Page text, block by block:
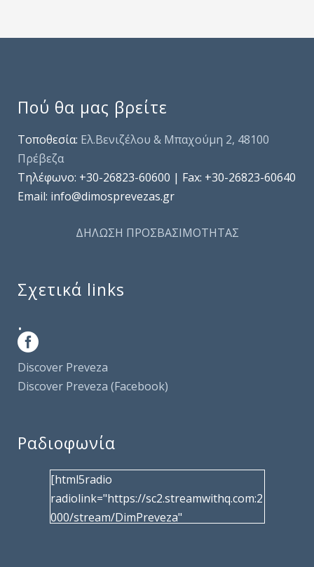
Πού θα μας βρείτε
Τοποθεσία: Ελ.Βενιζέλου & Μπαχούμη 2, 48100
Πρέβεζα
Τηλέφωνo: +30-26823-60600 | Fax: +30-26823-60640
Email: info@dimosprevezas.gr
ΔΗΛΩΣΗ ΠΡΟΣΒΑΣΙΜΟΤΗΤΑΣ
Σχετικά links
.
Discover Preveza
Discover Preveza (Facebook)
Ραδιοφωνία
[html5radio
radiolink="https://sc2.streamwithq.com:2
000/stream/DimPreveza"